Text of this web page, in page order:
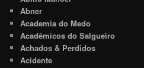
Abner
Academia do Medo
Acadêmicos do Salgueiro
Achados & Perdidos
Acidente